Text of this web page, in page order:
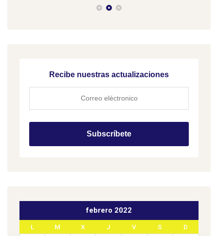
Recibe nuestras actualizaciones
febrero 2022
L M X J V S D